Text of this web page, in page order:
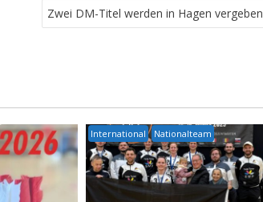
Zwei DM-Titel werden in Hagen vergeben
International Nationalteam